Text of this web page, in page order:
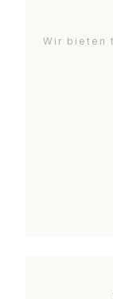
Wir bieten